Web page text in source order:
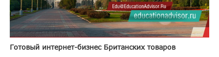
Готовый интернет-бизнес Британских товаров